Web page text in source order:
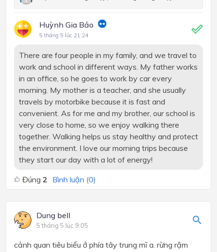
Huỳnh Gia Bảo
5 tháng 5 lúc 21:24
There are four people in my family, and we travel to
work and school in different ways. My father works
in an office, so he goes to work by car every
morning. My mother is a teacher, and she usually
travels by motorbike because it is fast and
convenient. As for me and my brother, our school is
very close to home, so we enjoy walking there
together. Walking helps us stay healthy and protect
the environment. I love our morning trips because
they start our day with a lot of energy!
Đúng 2 Bình luận (0)
Dung bell
5 tháng 5 lúc 9:05
cảnh quan tiêu biểu ở phía tây trung mĩ a. rừng rậm